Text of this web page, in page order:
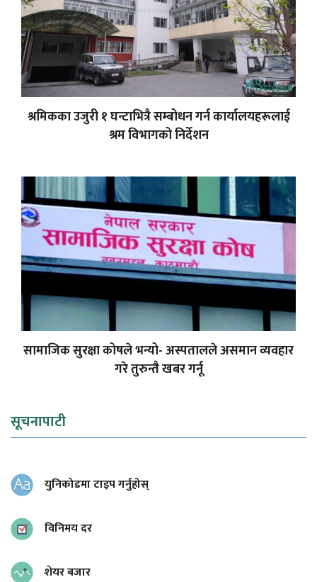
श्रमिकका उजुरी १ घन्टाभित्रै सम्बोधन गर्न कार्यालयहरूलाई
श्रम विभागको निर्देशन
सामाजिक सुरक्षा कोषले भन्यो- अस्पतालले असमान व्यवहार
गरे तुरुन्तै खबर गर्नू
सूचनापाटी
युनिकोडमा टाइप गर्नुहोस्
विनिमय दर
शेयर बजार